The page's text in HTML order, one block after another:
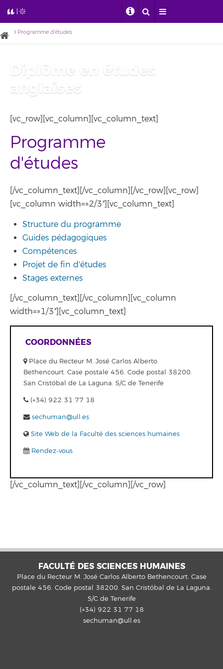
Programme d'études
Diplôme en études
anglaises
[vc_row][vc_column][vc_column_text]
Programme
d'études
[/vc_column_text][/vc_column][/vc_row][vc_row]
[vc_column width=»2/3″][vc_column_text]
Structure du programme
Guides pédagogiques
Compétences
Projet de fin d'études
Stages externes
[/vc_column_text][/vc_column][vc_column
width=»1/3″][vc_column_text]
COORDONNÉES
Place du Recteur M. José Carlos Alberto
Bethencourt. Case postale 456. Code postal 38200.
San Cristóbal de La Laguna. S/C de Tenerife
(+34) 922 31 77 18
sechuman@ull.es
Site Web de la Faculté des sciences humaines
Rendez-vous
[/vc_column_text][/vc_column][/vc_row]
FACULTÉ DES SCIENCES HUMAINES
Place du Recteur M. José Carlos Alberto Bethencourt. Case
postale 456. Code postal 38200. San Cristóbal de La Laguna.
S/C de Tenerife
(+34) 922 31 77 18
sechuman@ull.es